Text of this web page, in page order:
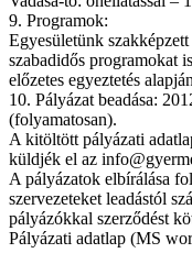
9. Programok:
Egyesületünk
szabadidős programokat
előzetes egyeztetés
10. Pályázat beadása:
(folyamatosan).
A kitöltött pályázati
küldjék el az
A pályázatok elbírálása
szervezeteket leadástól
pályázókkal szerződést
Pályázati adatlap (MS